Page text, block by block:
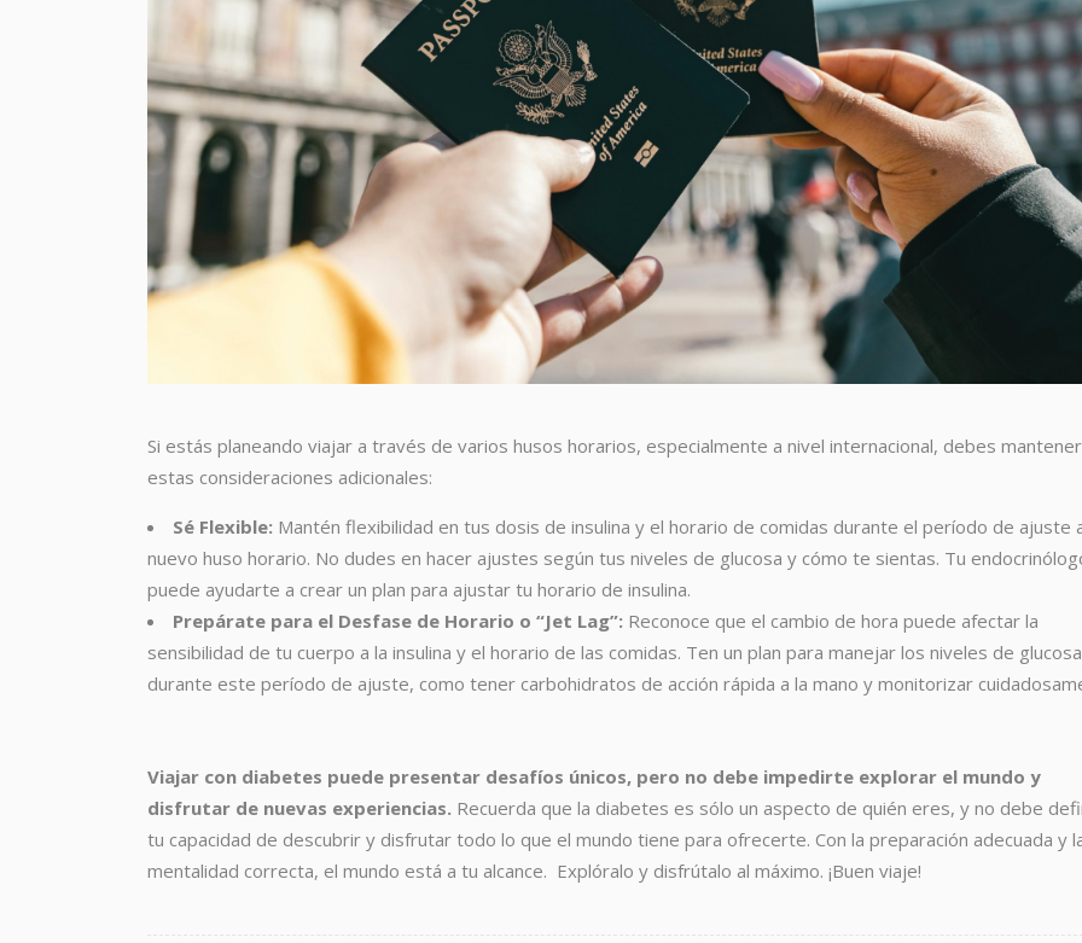
Si estás planeando viajar a través de varios husos horarios, especialmente a nivel internacional, debes mantener
estas consideraciones adicionales:
Sé Flexible: Mantén flexibilidad en tus dosis de insulina y el horario de comidas durante el período de ajuste
nuevo huso horario. No dudes en hacer ajustes según tus niveles de glucosa y cómo te sientas. Tu
puede ayudarte a crear un plan para ajustar tu horario de insulina.
Prepárate para el Desfase de Horario o “Jet Lag”: Reconoce que el cambio de hora puede afectar la
sensibilidad de tu cuerpo a la insulina y el horario de las comidas. Ten un plan para manejar los niveles de glucosa
durante este período de ajuste, como tener carbohidratos de acción rápida a la mano y monitorizar
Viajar con diabetes puede presentar desafíos únicos, pero no debe impedirte explorar el mundo y
disfrutar de nuevas experiencias. Recuerda que la diabetes es sólo un aspecto de quién eres, y no debe
tu capacidad de descubrir y disfrutar todo lo que el mundo tiene para ofrecerte. Con la preparación adecuada y
mentalidad correcta, el mundo está a tu alcance. Explóralo y disfrútalo al máximo. ¡Buen viaje!